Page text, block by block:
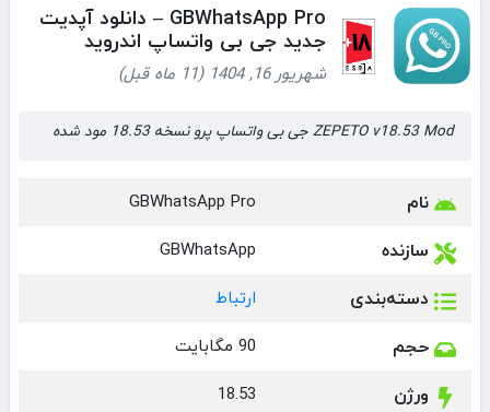
GBWhatsApp Pro – دانلود آپدیت
جدید جی بی واتساپ اندروید
شهریور 16, 1404 (11 ماه قبل)
ZEPETO v18.53 Mod جی بی واتساپ پرو نسخه 18.53 مود شده
نام GBWhatsApp Pro
سازنده GBWhatsApp
دسته‌بندی ارتباط
حجم 90 مگابایت
ورژن 18.53